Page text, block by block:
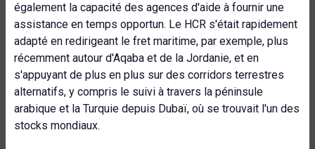
également la capacité des agences d'aide à fournir une
assistance en temps opportun. Le HCR s'était rapidement
adapté en redirigeant le fret maritime, par exemple, plus
récemment autour d'Aqaba et de la Jordanie, et en
s'appuyant de plus en plus sur des corridors terrestres
alternatifs, y compris le suivi à travers la péninsule
arabique et la Turquie depuis Dubaï, où se trouvait l'un des
stocks mondiaux.